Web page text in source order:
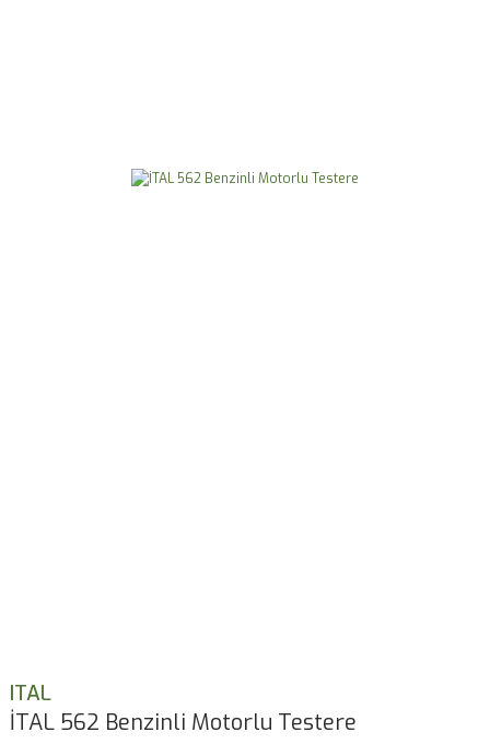
ITAL
İTAL 562 Benzinli Motorlu Testere